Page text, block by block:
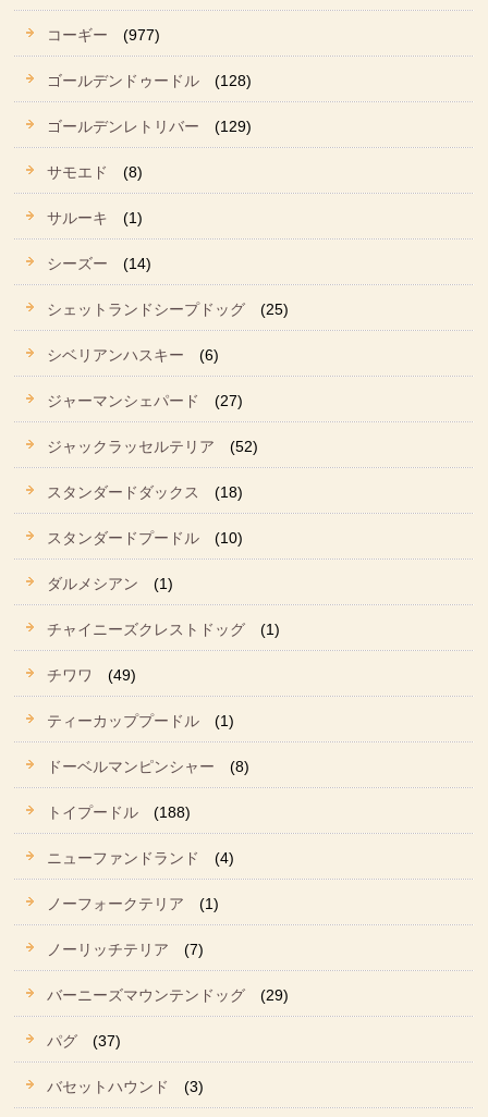
コーギー (977)
ゴールデンドゥードル (128)
ゴールデンレトリバー (129)
サモエド (8)
サルーキ (1)
シーズー (14)
シェットランドシープドッグ (25)
シベリアンハスキー (6)
ジャーマンシェパード (27)
ジャックラッセルテリア (52)
スタンダードダックス (18)
スタンダードプードル (10)
ダルメシアン (1)
チャイニーズクレストドッグ (1)
チワワ (49)
ティーカッププードル (1)
ドーベルマンピンシャー (8)
トイプードル (188)
ニューファンドランド (4)
ノーフォークテリア (1)
ノーリッチテリア (7)
バーニーズマウンテンドッグ (29)
パグ (37)
バセットハウンド (3)